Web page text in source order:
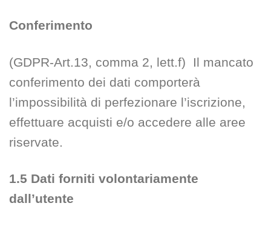
Conferimento
(GDPR-Art.13, comma 2, lett.f) Il mancato
conferimento dei dati comporterà
l’impossibilità di perfezionare l’iscrizione,
effettuare acquisti e/o accedere alle aree
riservate.
1.5 Dati forniti volontariamente
dall’utente